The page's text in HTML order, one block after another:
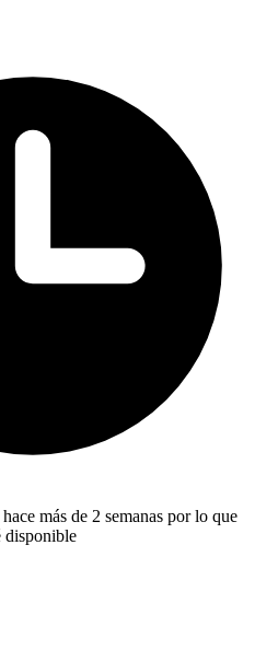
más de 2 semanas por lo que
disponible